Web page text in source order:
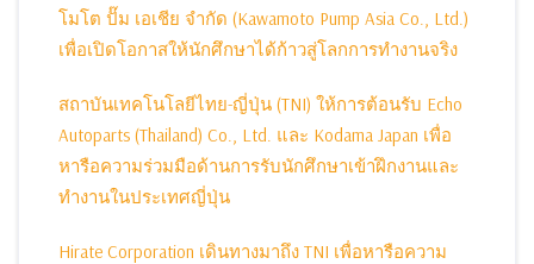
โมโต ปั๊ม เอเชีย จำกัด (Kawamoto Pump Asia Co., Ltd.)
เพื่อเปิดโอกาสให้นักศึกษาได้ก้าวสู่โลกการทำงานจริง
สถาบันเทคโนโลยีไทย-ญี่ปุ่น (TNI) ให้การต้อนรับ Echo
Autoparts (Thailand) Co., Ltd. และ Kodama Japan เพื่อ
หารือความร่วมมือด้านการรับนักศึกษาเข้าฝึกงานและ
ทำงานในประเทศญี่ปุ่น
Hirate Corporation เดินทางมาถึง TNI เพื่อหารือความ